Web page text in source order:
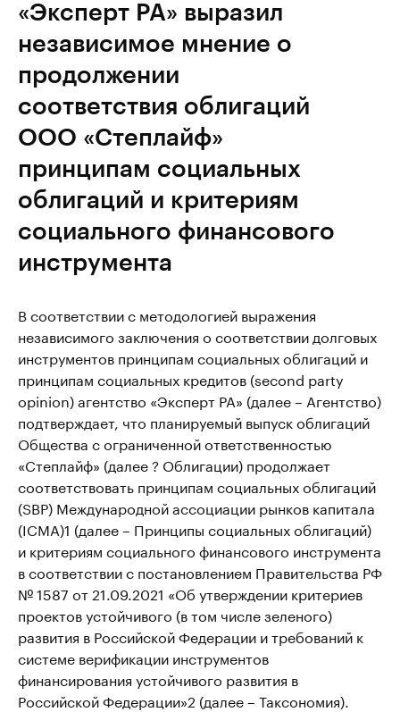
«Эксперт РА» выразил
независимое мнение о
продолжении
соответствия облигаций
ООО «Степлайф»
принципам социальных
облигаций и критериям
социального финансового
инструмента
В соответствии с методологией выражения
независимого заключения о соответствии долговых
инструментов принципам социальных облигаций и
принципам социальных кредитов (second party
opinion) агентство «Эксперт РА» (далее – Агентство)
подтверждает, что планируемый выпуск облигаций
Общества с ограниченной ответственностью
«Степлайф» (далее ? Облигации) продолжает
соответствовать принципам социальных облигаций
(SBP) Международной ассоциации рынков капитала
(ICMA)1 (далее – Принципы социальных облигаций)
и критериям социального финансового инструмента
в соответствии с постановлением Правительства РФ
№ 1587 от 21.09.2021 «Об утверждении критериев
проектов устойчивого (в том числе зеленого)
развития в Российской Федерации и требований к
системе верификации инструментов
финансирования устойчивого развития в
Российской Федерации»2 (далее – Таксономия).